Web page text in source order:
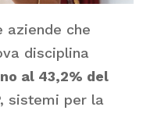
aziende che
disciplina
al 43,2% del
sistemi per la